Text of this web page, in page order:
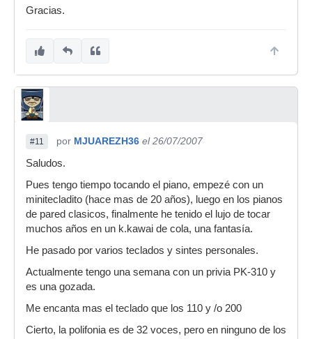
Gracias.
#11 por MJUAREZH36 el 26/07/2007
Saludos.
Pues tengo tiempo tocando el piano, empezé con un
minitecladito (hace mas de 20 años), luego en los pianos
de pared clasicos, finalmente he tenido el lujo de tocar
muchos años en un k.kawai de cola, una fantasía.
He pasado por varios teclados y sintes personales.
Actualmente tengo una semana con un privia PK-310 y
es una gozada.
Me encanta mas el teclado que los 110 y /o 200
Cierto, la polifonia es de 32 voces, pero en ninguno de los